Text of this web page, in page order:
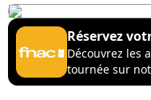
Réservez
Découvrez les
tournée sur